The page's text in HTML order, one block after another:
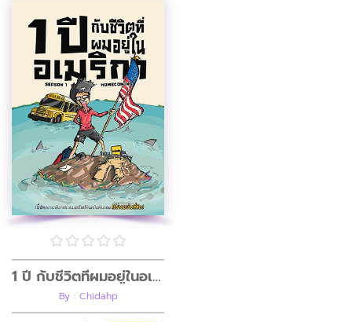
1 ปี กับชีวิตที่ผมอยู่ในอเมริกา SEASON 1 : HOMECOMING
By : Chidahp